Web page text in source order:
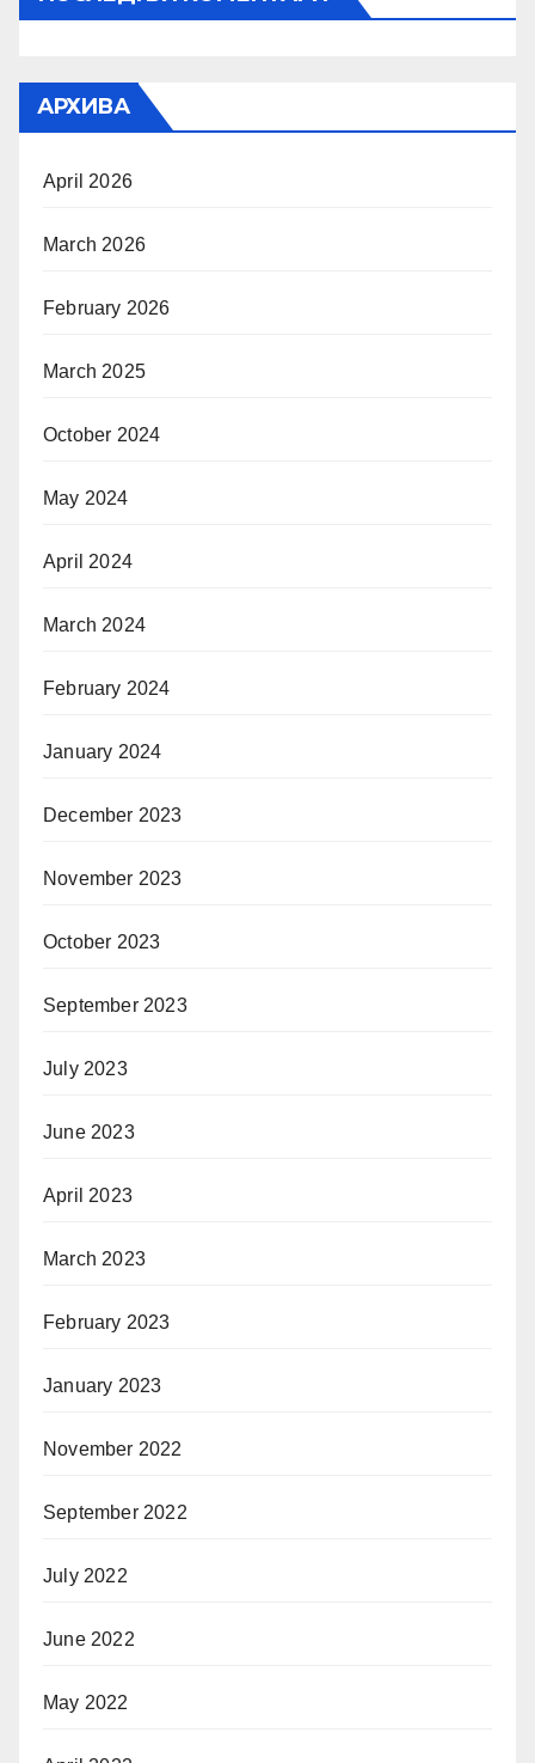
АРХИВА
April 2026
March 2026
February 2026
March 2025
October 2024
May 2024
April 2024
March 2024
February 2024
January 2024
December 2023
November 2023
October 2023
September 2023
July 2023
June 2023
April 2023
March 2023
February 2023
January 2023
November 2022
September 2022
July 2022
June 2022
May 2022